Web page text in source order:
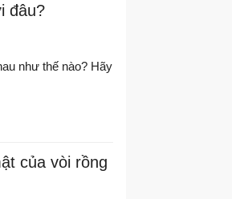
đâu?
như thế nào? Hãy
của vòi rồng